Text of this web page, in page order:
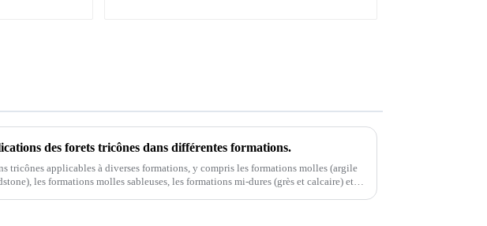
des forets tricônes dans différentes formations.
tricônes applicables à diverses formations, y compris les formations molles (argile
les formations molles sableuses, les formations mi-dures (grès et calcaire) et